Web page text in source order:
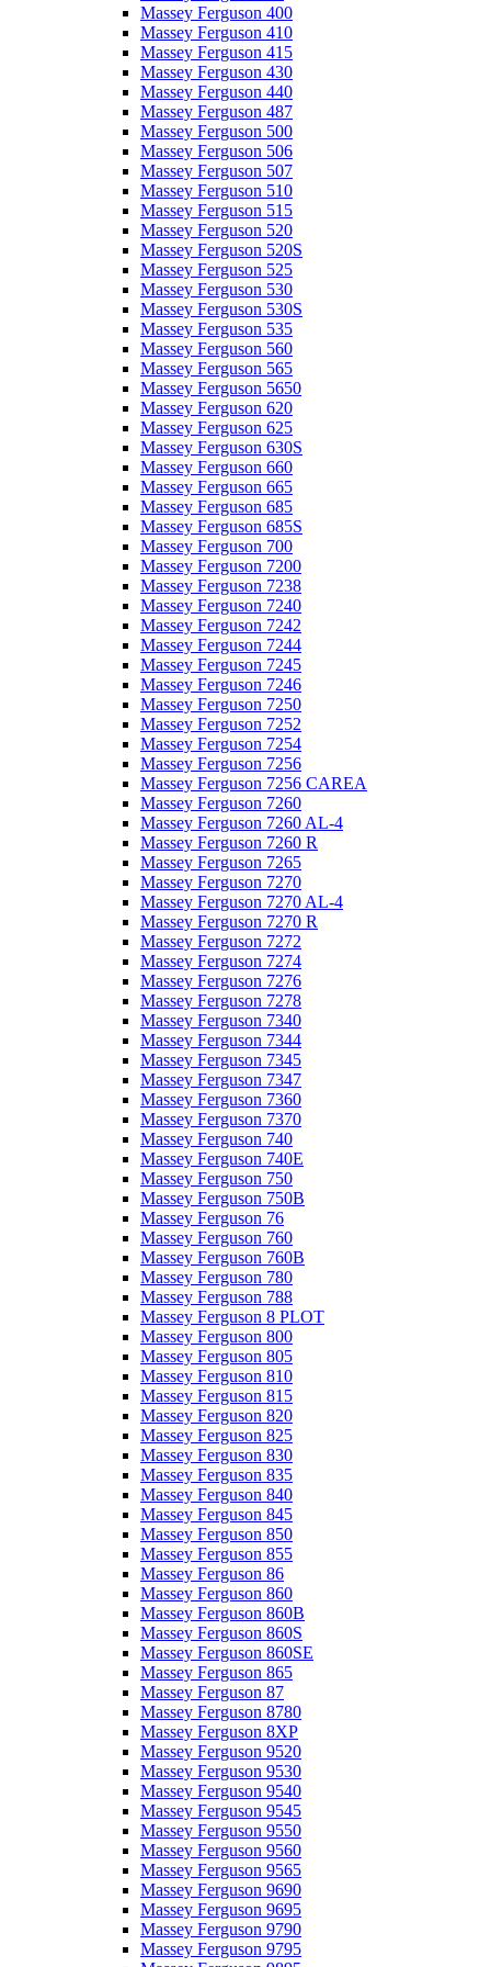
Massey Ferguson 400
Massey Ferguson 410
Massey Ferguson 415
Massey Ferguson 430
Massey Ferguson 440
Massey Ferguson 487
Massey Ferguson 500
Massey Ferguson 506
Massey Ferguson 507
Massey Ferguson 510
Massey Ferguson 515
Massey Ferguson 520
Massey Ferguson 520S
Massey Ferguson 525
Massey Ferguson 530
Massey Ferguson 530S
Massey Ferguson 535
Massey Ferguson 560
Massey Ferguson 565
Massey Ferguson 5650
Massey Ferguson 620
Massey Ferguson 625
Massey Ferguson 630S
Massey Ferguson 660
Massey Ferguson 665
Massey Ferguson 685
Massey Ferguson 685S
Massey Ferguson 700
Massey Ferguson 7200
Massey Ferguson 7238
Massey Ferguson 7240
Massey Ferguson 7242
Massey Ferguson 7244
Massey Ferguson 7245
Massey Ferguson 7246
Massey Ferguson 7250
Massey Ferguson 7252
Massey Ferguson 7254
Massey Ferguson 7256
Massey Ferguson 7256 CAREA
Massey Ferguson 7260
Massey Ferguson 7260 AL-4
Massey Ferguson 7260 R
Massey Ferguson 7265
Massey Ferguson 7270
Massey Ferguson 7270 AL-4
Massey Ferguson 7270 R
Massey Ferguson 7272
Massey Ferguson 7274
Massey Ferguson 7276
Massey Ferguson 7278
Massey Ferguson 7340
Massey Ferguson 7344
Massey Ferguson 7345
Massey Ferguson 7347
Massey Ferguson 7360
Massey Ferguson 7370
Massey Ferguson 740
Massey Ferguson 740E
Massey Ferguson 750
Massey Ferguson 750B
Massey Ferguson 76
Massey Ferguson 760
Massey Ferguson 760B
Massey Ferguson 780
Massey Ferguson 788
Massey Ferguson 8 PLOT
Massey Ferguson 800
Massey Ferguson 805
Massey Ferguson 810
Massey Ferguson 815
Massey Ferguson 820
Massey Ferguson 825
Massey Ferguson 830
Massey Ferguson 835
Massey Ferguson 840
Massey Ferguson 845
Massey Ferguson 850
Massey Ferguson 855
Massey Ferguson 86
Massey Ferguson 860
Massey Ferguson 860B
Massey Ferguson 860S
Massey Ferguson 860SE
Massey Ferguson 865
Massey Ferguson 87
Massey Ferguson 8780
Massey Ferguson 8XP
Massey Ferguson 9520
Massey Ferguson 9530
Massey Ferguson 9540
Massey Ferguson 9545
Massey Ferguson 9550
Massey Ferguson 9560
Massey Ferguson 9565
Massey Ferguson 9690
Massey Ferguson 9695
Massey Ferguson 9790
Massey Ferguson 9795